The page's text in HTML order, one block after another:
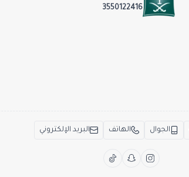
3550122416
الجوال الهاتف البريد الإلكتروني